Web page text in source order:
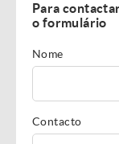
Para
o formulário
Nome
Contacto